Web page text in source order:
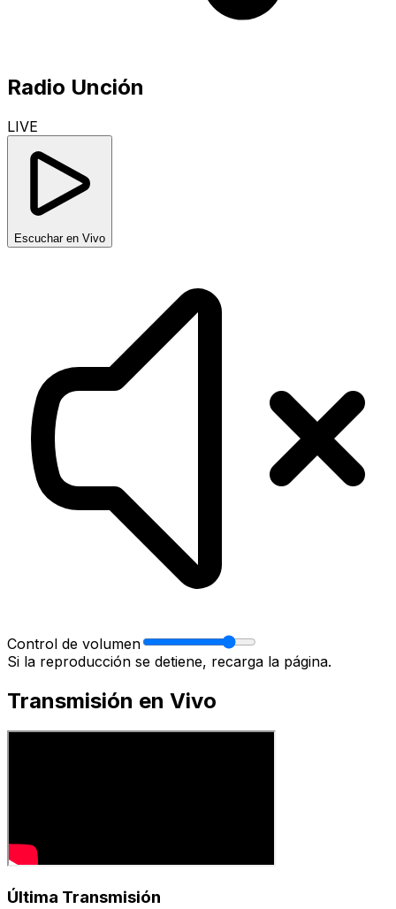
Radio Unción
LIVE
Escuchar en Vivo
Control de volumen
Si la reproducción se detiene, recarga la página.
Transmisión en Vivo
Última Transmisión